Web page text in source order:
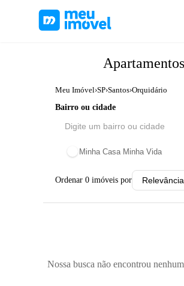
Apartamentos
Meu Imóvel›SP›Santos›Orquidário
Bairro ou cidade
Minha Casa Minha Vida
Ordenar 0 imóveis por Relevância
Nossa busca não encontrou